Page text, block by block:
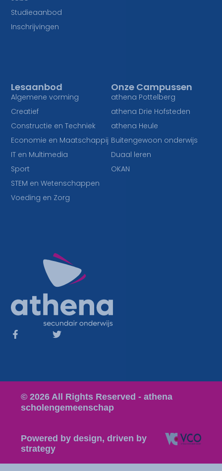
Onze Campussen
athena Pottelberg
athena Drie Hofsteden
athena Heule
Buitengewoon onderwijs
Duaal leren
OKAN
Lesaanbod
Algemene vorming
Creatief
Constructie en Techniek
Economie en Maatschappij
IT en Multimedia
Sport
STEM en Wetenschappen
Voeding en Zorg
Studieaanbod
Inschrijvingen
© 2026 All Rights Reserved - athena
scholengemeenschap
Powered by design, driven by
strategy